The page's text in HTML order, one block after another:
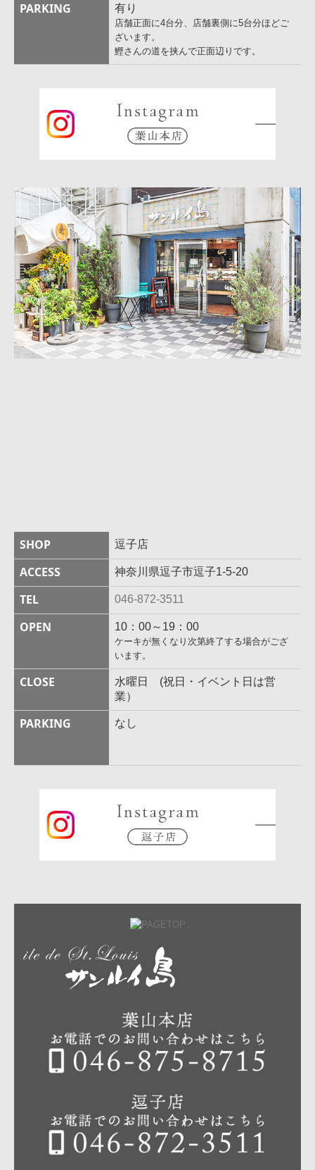
PARKING 有り
店舗正面に4台分、店舗裏側に5台分ほどご
ざいます。
鰹さんの道を挟んで正面辺りです。
SHOP 逗子店
ACCESS 神奈川県逗子市逗子1-5-20
TEL 046-872-3511
OPEN 10：00～19：00
ケーキが無くなり次第終了する場合がござ
います。
CLOSE 水曜日 (祝日・イベント日は営
業）
PARKING なし